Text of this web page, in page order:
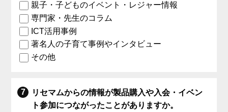
親子・子どものイベント・レジャー情報
専門家・先生のコラム
ICT活用事例
著名人の子育て事例やインタビュー
その他
リセマムからの情報が製品購入や入会・イベン
ト参加につながったことがありますか。